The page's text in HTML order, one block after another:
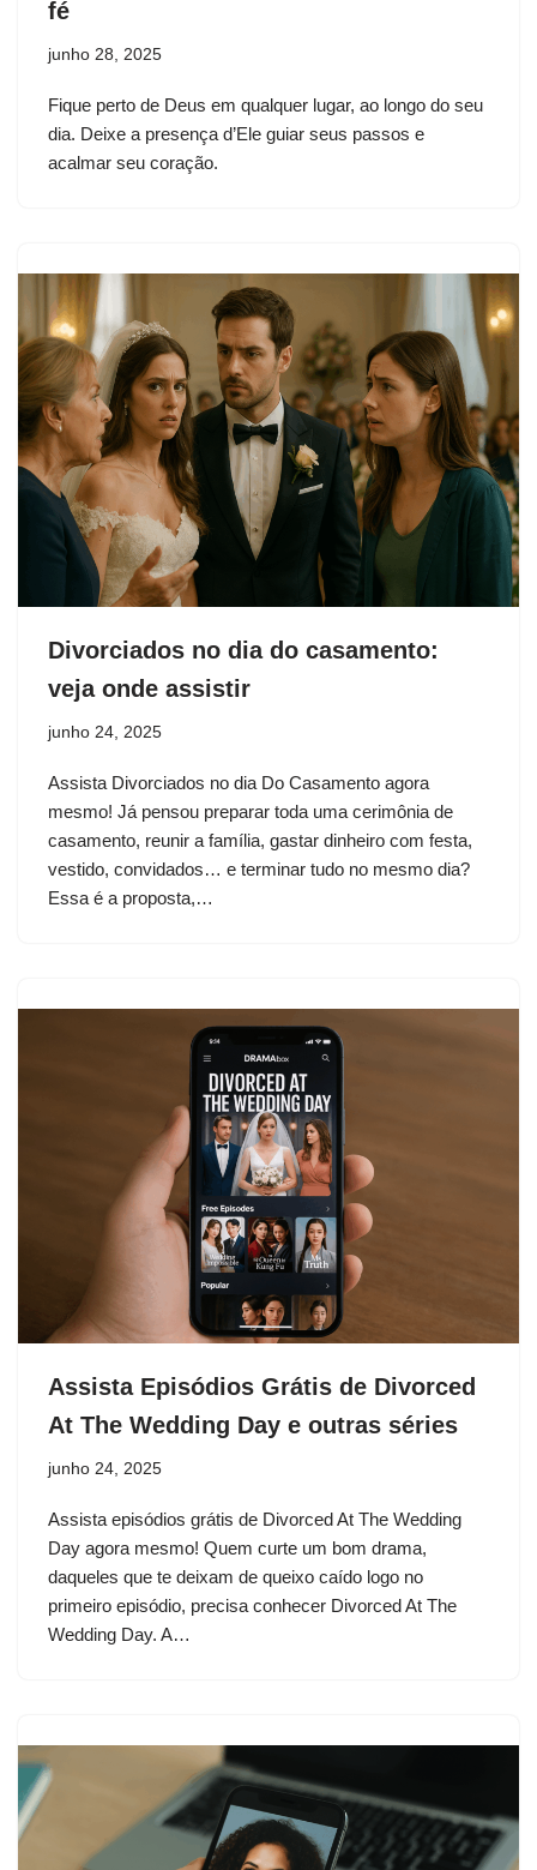
fé
junho 28, 2025
Fique perto de Deus em qualquer lugar, ao longo do seu
dia. Deixe a presença d’Ele guiar seus passos e
acalmar seu coração.
Divorciados no dia do casamento:
veja onde assistir
junho 24, 2025
Assista Divorciados no dia Do Casamento agora
mesmo! Já pensou preparar toda uma cerimônia de
casamento, reunir a família, gastar dinheiro com festa,
vestido, convidados… e terminar tudo no mesmo dia?
Essa é a proposta,…
Assista Episódios Grátis de Divorced
At The Wedding Day e outras séries
junho 24, 2025
Assista episódios grátis de Divorced At The Wedding
Day agora mesmo! Quem curte um bom drama,
daqueles que te deixam de queixo caído logo no
primeiro episódio, precisa conhecer Divorced At The
Wedding Day. A…